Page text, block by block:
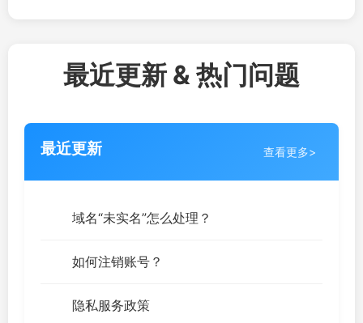
最近更新 & 热门问题
最近更新 查看更多>
域名“未实名”怎么处理？
如何注销账号？
隐私服务政策